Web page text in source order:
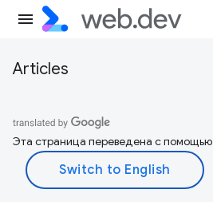
Articles
Эта страница переведена с помощью